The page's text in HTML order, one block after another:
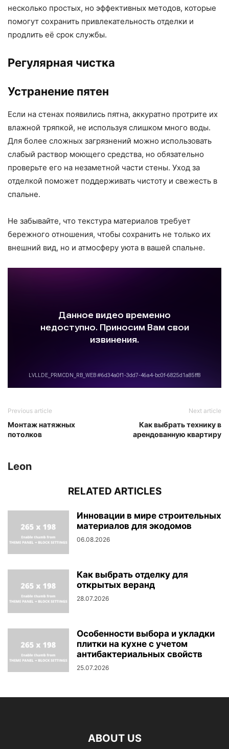
несколько простых, но эффективных методов, которые
помогут сохранить привлекательность отделки и
продлить её срок службы.
Регулярная чистка
Устранение пятен
Если на стенах появились пятна, аккуратно протрите их
влажной тряпкой, не используя слишком много воды.
Для более сложных загрязнений можно использовать
слабый раствор моющего средства, но обязательно
проверьте его на незаметной части стены. Уход за
отделкой поможет поддерживать чистоту и свежесть в
спальне.
Не забывайте, что текстура материалов требует
бережного отношения, чтобы сохранить не только их
внешний вид, но и атмосферу уюта в вашей спальне.
Previous article
Монтаж натяжных
потолков
Next article
Как выбрать технику в
арендованную квартиру
Leon
RELATED ARTICLES
Инновации в мире строительных
материалов для экодомов
06.08.2026
Как выбрать отделку для
открытых веранд
28.07.2026
Особенности выбора и укладки
плитки на кухне с учетом
антибактериальных свойств
25.07.2026
ABOUT US